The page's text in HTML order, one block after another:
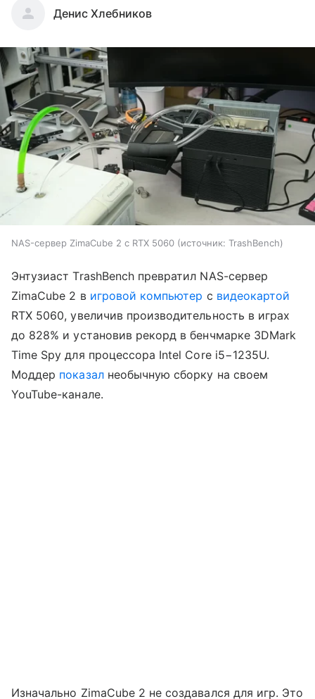
Денис Хлебников
NAS-сервер ZimaCube 2 с RTX 5060 источник: TrashBench
Энтузиаст TrashBench превратил NAS-сервер
ZimaCube 2 в игровой компьютер с видеокартой
RTX 5060, увеличив производительность в играх
до 828% и установив рекорд в бенчмарке 3DMark
Time Spy для процессора Intel Core i5−1235U.
Моддер показалнеобычную сборку на своем
YouTube-канале.
Изначально ZimaCube 2 не создавался для игр. Это